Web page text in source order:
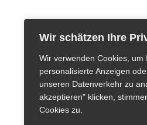
Wir schätzen Ihre
Wir verwenden Cookies, um
personalisierte Anzeigen
unseren Datenverkehr zu
akzeptieren" klicken,
Cookies zu.